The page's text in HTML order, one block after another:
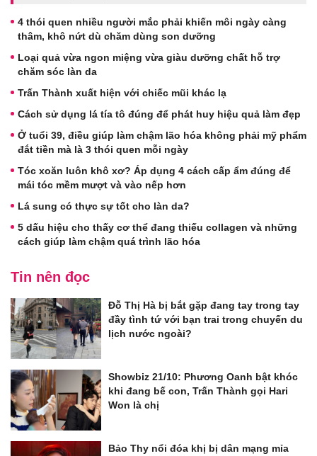
4 thói quen nhiều người mắc phải khiến môi ngày càng
thâm, khô nứt dù chăm dùng son dưỡng
Loại quả vừa ngon miệng vừa giàu dưỡng chất hỗ trợ
chăm sóc làn da
Trấn Thành xuất hiện với chiếc mũi khác lạ
Cách sử dụng lá tía tô đúng để phát huy hiệu quả làm đẹp
Ở tuổi 39, điều giúp làm chậm lão hóa không phải mỹ phẩm
đắt tiền mà là 3 thói quen mỗi ngày
Tóc xoăn luôn khô xơ? Áp dụng 4 cách cấp ẩm đúng để
mái tóc mềm mượt và vào nếp hơn
Lá sung có thực sự tốt cho làn da?
5 dấu hiệu cho thấy cơ thể đang thiếu collagen và những
cách giúp làm chậm quá trình lão hóa
Tin nên đọc
Đỗ Thị Hà bị bắt gặp đang tay trong tay
đầy tình tứ với bạn trai trong chuyến du
lịch nước ngoài?
Showbiz 21/10: Phương Oanh bật khóc
khi đang bế con, Trấn Thành gọi Hari
Won là chị
Bảo Thy nổi đóa khị bị dân mạng mỉa